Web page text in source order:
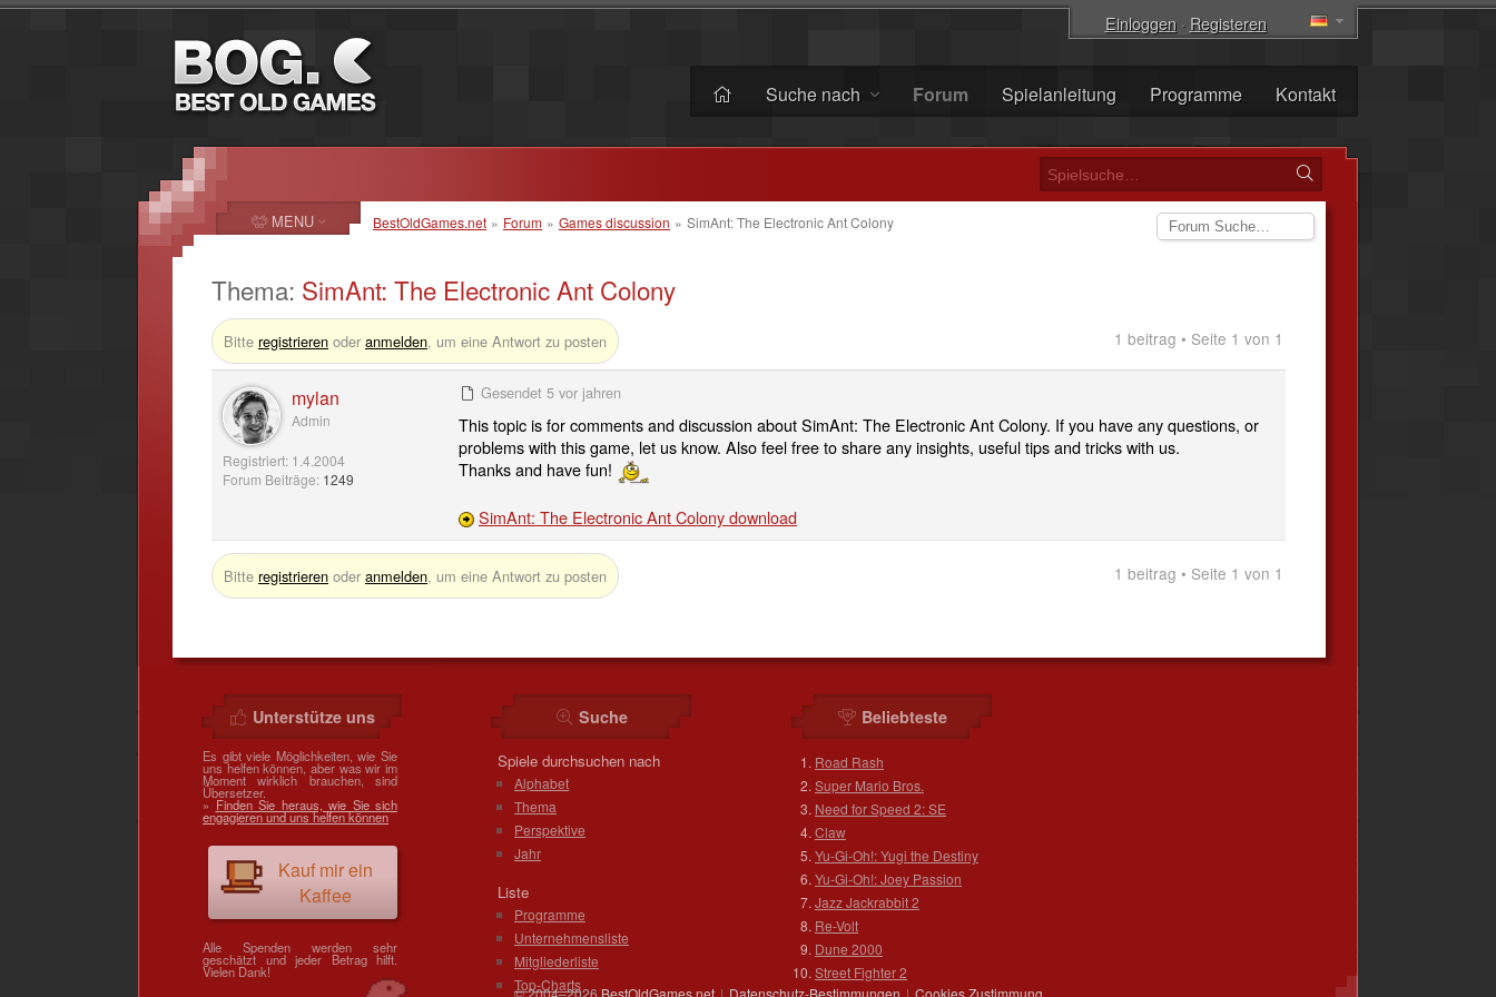
Einloggen· Registeren
Suche nach Forum Spielanleitung Programme Kontakt
BestOldGames.net » Forum » Games discussion » SimAnt: The Electronic Ant Colony
Thema: SimAnt: The Electronic Ant Colony
Bitte registrieren oder anmelden, um eine Antwort zu posten 1 beitrag • Seite 1 von 1
mylan
Admin
Registriert: 1.4.2004
Forum Beiträge: 1249
Gesendet 5 vor jahren
This topic is for comments and discussion about SimAnt: The Electronic Ant Colony. If you have any questions, or
problems with this game, let us know. Also feel free to share any insights, useful tips and tricks with us.
Thanks and have fun!
SimAnt: The Electronic Ant Colony download
Bitte registrieren oder anmelden, um eine Antwort zu posten 1 beitrag • Seite 1 von 1
MENU
Unterstütze uns
Es gibt viele Möglichkeiten, wie Sie
uns helfen können, aber was wir im
Moment wirklich brauchen, sind
Übersetzer.
» Finden Sie heraus, wie Sie sich
engagieren und uns helfen können
Kauf mir ein
Kaffee
Alle Spenden werden sehr
geschätzt und jeder Betrag hilft.
Vielen Dank!
Suche
Spiele durchsuchen nach
Alphabet
Thema
Perspektive
Jahr
Liste
Programme
Unternehmensliste
Mitgliederliste
Top-Charts
Beliebteste
Road Rash
Super Mario Bros.
Need for Speed 2: SE
Claw
Yu-Gi-Oh!: Yugi the Destiny
Yu-Gi-Oh!: Joey Passion
Jazz Jackrabbit 2
Re-Volt
Dune 2000
Street Fighter 2
© 2004–2026 BestOldGames.net | Datenschutz-Bestimmungen | Cookies Zustimmung